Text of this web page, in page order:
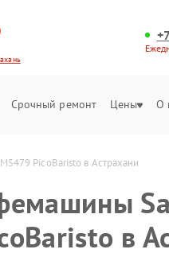
Срочный ремонт Цены О
PicoBaristo в Астрахани
в